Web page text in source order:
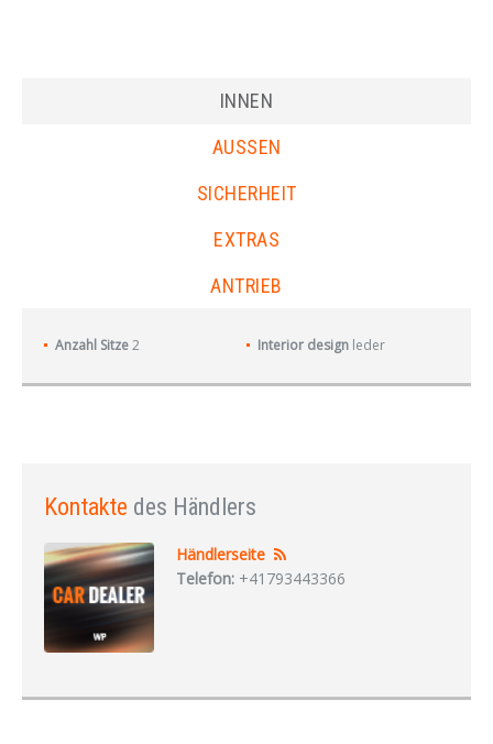
INNEN
AUSSEN
SICHERHEIT
EXTRAS
ANTRIEB
Anzahl Sitze 2 Interior design leder
Kontakte des Händlers
Händlerseite
Telefon: +41793443366